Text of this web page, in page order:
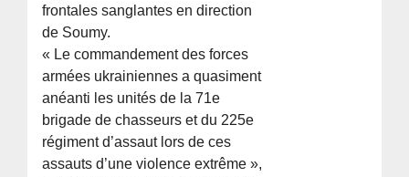
frontales sanglantes en direction
de Soumy.
« Le commandement des forces
armées ukrainiennes a quasiment
anéanti les unités de la 71e
brigade de chasseurs et du 225e
régiment d’assaut lors de ces
assauts d’une violence extrême »,